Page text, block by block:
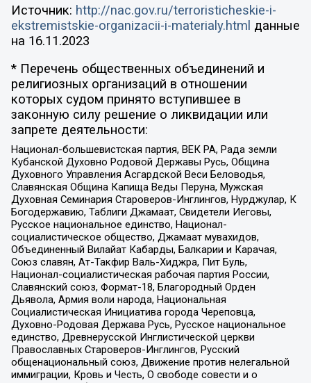
Источник: http://nac.gov.ru/terroristicheskie-i-
ekstremistskie-organizacii-i-materialy.html данные
на 16.11.2023
* Перечень общественных объединений и
религиозных организаций в отношении
которых судом принято вступившее в
законную силу решение о ликвидации или
запрете деятельности:
Национал-большевистская партия, ВЕК РА, Рада земли
Кубанской Духовно Родовой Державы Русь, Община
Духовного Управления Асгардской Веси Беловодья,
Славянская Община Капища Веды Перуна, Мужская
Духовная Семинария Староверов-Инглингов, Нурджулар, К
Богодержавию, Таблиги Джамаат, Свидетели Иеговы,
Русское национальное единство, Национал-
социалистическое общество, Джамаат мувахидов,
Объединенный Вилайат Кабарды, Балкарии и Карачая,
Союз славян, Ат-Такфир Валь-Хиджра, Пит Буль,
Национал-социалистическая рабочая партия России,
Славянский союз, Формат-18, Благородный Орден
Дьявола, Армия воли народа, Национальная
Социалистическая Инициатива города Череповца,
Духовно-Родовая Держава Русь, Русское национальное
единство, Древнерусской Инглистической церкви
Православных Староверов-Инглингов, Русский
общенациональный союз, Движение против нелегальной
иммиграции, Кровь и Честь, О свободе совести и о